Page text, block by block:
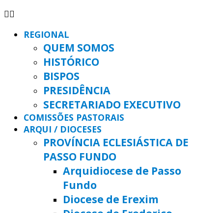
REGIONAL
QUEM SOMOS
HISTÓRICO
BISPOS
PRESIDÊNCIA
SECRETARIADO EXECUTIVO
COMISSÕES PASTORAIS
ARQUI / DIOCESES
PROVÍNCIA ECLESIÁSTICA DE
PASSO FUNDO
Arquidiocese de Passo
Fundo
Diocese de Erexim